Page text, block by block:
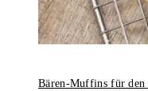
Bären-Muffins für den